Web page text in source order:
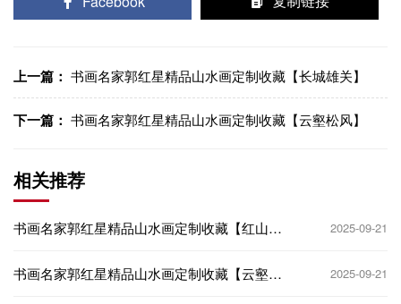
上一篇： 书画名家郭红星精品山水画定制收藏【长城雄关】
下一篇： 书画名家郭红星精品山水画定制收藏【云壑松风】
相关推荐
书画名家郭红星精品山水画定制收藏【红山长
2025-09-21
书画名家郭红星精品山水画定制收藏【云壑松
2025-09-21